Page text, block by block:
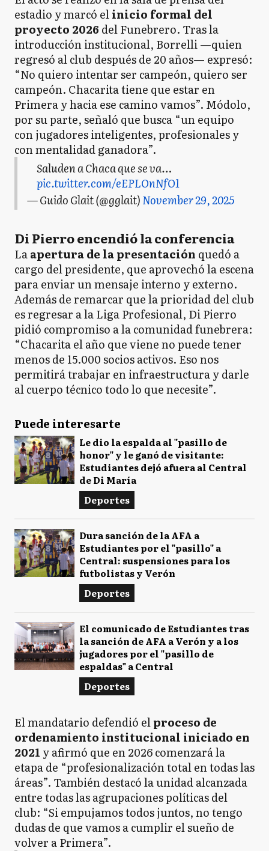
estadio y marcó elinicio formal del
proyecto 2026 del Funebrero. Tras la
introducción institucional, Borrelli —quien
regresó al club después de 20 años— expresó:
“No quiero intentar ser campeón, quiero ser
campeón. Chacarita tiene que estar en
Primera y hacia ese camino vamos”. Módolo,
por su parte, señaló que busca “un equipo
con jugadores inteligentes, profesionales y
con mentalidad ganadora”.
Saluden a Chaca que se va…
pic.twitter.com/eEPLOnNfO1
— Guido Glait (@gglait)November 29, 2025
Di Pierro encendió la conferencia
Laapertura de la presentación quedó a
cargo del presidente, que aprovechó la escena
para enviar un mensaje interno y externo.
Además de remarcar que la prioridad del club
es regresar a la Liga Profesional, Di Pierro
pidió compromiso a la comunidad funebrera:
“Chacarita el año que viene no puede tener
menos de 15.000 socios activos. Eso nos
permitirá trabajar en infraestructura y darle
al cuerpo técnico todo lo que necesite”.
Puede interesarte
Le dio la espalda al "pasillo de
honor" y le ganó de visitante:
Estudiantes dejó afuera al Central
de Di María
Deportes
Dura sanción de la AFA a
Estudiantes por el "pasillo" a
Central: suspensiones para los
futbolistas y Verón
Deportes
El comunicado de Estudiantes tras
la sanción de AFA a Verón y a los
jugadores por el "pasillo de
espaldas" a Central
Deportes
El mandatario defendió elproceso de
ordenamiento institucional iniciado en
2021 y afirmó que en 2026 comenzará la
etapa de “profesionalización total en todas las
áreas”. También destacó la unidad alcanzada
entre todas las agrupaciones políticas del
club: “Si empujamos todos juntos, no tengo
dudas de que vamos a cumplir el sueño de
volver a Primera”.